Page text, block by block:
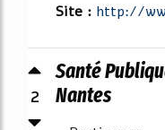
Site : http://
2
Santé
Nantes